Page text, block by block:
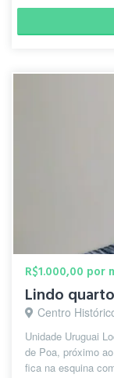
R$1.000,00 por
Centro
Unidade Uruguai
de Poa, próximo
fica na esquina